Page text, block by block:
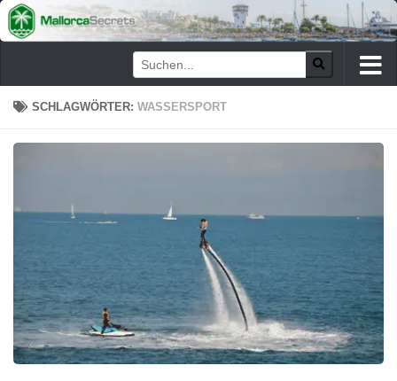
Zum Inhalt springen
SCHLAGWÖRTER:WASSERSPORT